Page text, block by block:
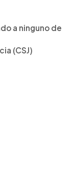
a ninguno de
(CSJ)